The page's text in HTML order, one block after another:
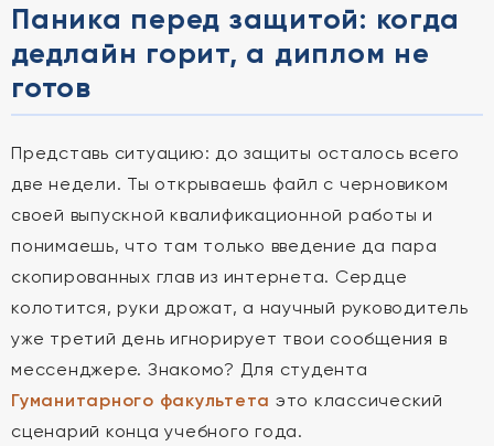
Паника перед защитой: когда
дедлайн горит, а диплом не
готов
Представь ситуацию: до защиты осталось всего
две недели. Ты открываешь файл с черновиком
своей выпускной квалификационной работы и
понимаешь, что там только введение да пара
скопированных глав из интернета. Сердце
колотится, руки дрожат, а научный руководитель
уже третий день игнорирует твои сообщения в
мессенджере. Знакомо? Для студента
Гуманитарного факультета это классический
сценарий конца учебного года.